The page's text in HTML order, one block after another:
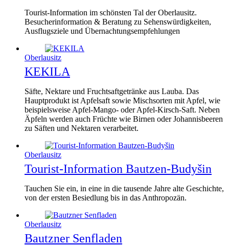
Tourist-Information im schönsten Tal der Oberlausitz.
Besucherinformation & Beratung zu Sehenswürdigkeiten,
Ausflugsziele und Übernachtungsempfehlungen
Oberlausitz
KEKILA
Säfte, Nektare und Fruchtsaftgetränke aus Lauba. Das
Hauptprodukt ist Apfelsaft sowie Mischsorten mit Apfel, wie
beispielsweise Apfel-Mango- oder Apfel-Kirsch-Saft. Neben
Äpfeln werden auch Früchte wie Birnen oder Johannisbeeren
zu Säften und Nektaren verarbeitet.
Oberlausitz
Tourist-Information Bautzen-Budyšin
Tauchen Sie ein, in eine in die tausende Jahre alte Geschichte,
von der ersten Besiedlung bis in das Anthropozän.
Oberlausitz
Bautzner Senfladen